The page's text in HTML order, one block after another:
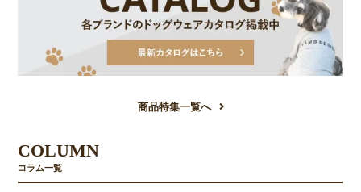
商品特集一覧へ
COLUMN
コラム一覧